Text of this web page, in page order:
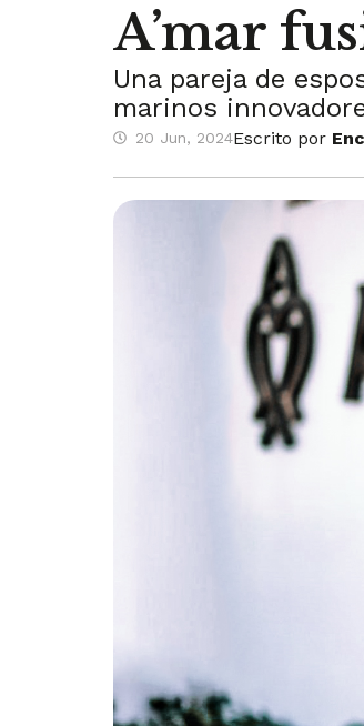
A’mar
Una pareja de
marinos
20 Jun, 2024Escrito por